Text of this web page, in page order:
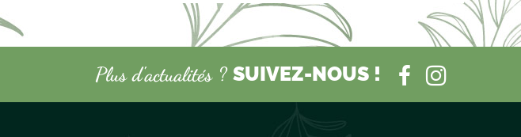
Plus d'actualités ? SUIVEZ-NOUS !